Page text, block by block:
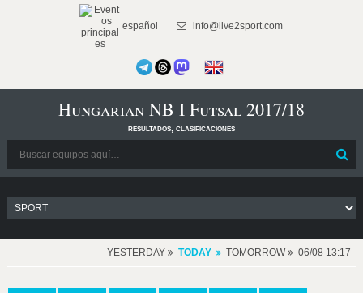
español info@live2sport.com
Hungarian NB I Futsal 2017/18
resultados, clasificaciones
YESTERDAY TODAY TOMORROW 06/08 13:17